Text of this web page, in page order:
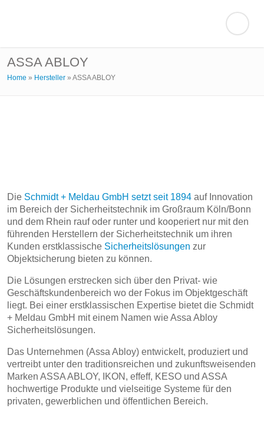
ASSA ABLOY
Home » Hersteller » ASSA ABLOY
Die Schmidt + Meldau GmbH setzt seit 1894 auf Innovation
im Bereich der Sicherheitstechnik im Großraum Köln/Bonn
und dem Rhein rauf oder runter und kooperiert nur mit den
führenden Herstellern der Sicherheitstechnik um ihren
Kunden erstklassische Sicherheitslösungen zur
Objektsicherung bieten zu können.
Die Lösungen erstrecken sich über den Privat- wie
Geschäftskundenbereich wo der Fokus im Objektgeschäft
liegt. Bei einer erstklassischen Expertise bietet die Schmidt
+ Meldau GmbH mit einem Namen wie Assa Abloy
Sicherheitslösungen.
Das Unternehmen (Assa Abloy) entwickelt, produziert und
vertreibt unter den traditionsreichen und zukunftsweisenden
Marken ASSA ABLOY, IKON, effeff, KESO und ASSA
hochwertige Produkte und vielseitige Systeme für den
privaten, gewerblichen und öffentlichen Bereich.